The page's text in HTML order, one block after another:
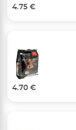
4.75 €
4.70 €